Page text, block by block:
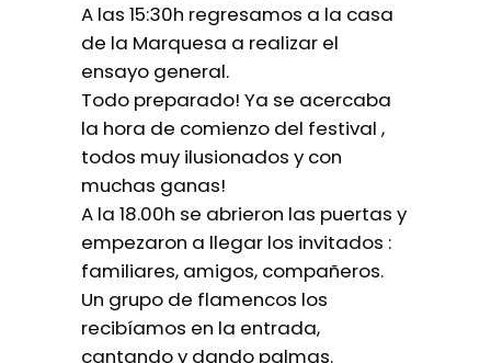
A las 15:30h regresamos a la casa
de la Marquesa a realizar el
ensayo general.
Todo preparado! Ya se acercaba
la hora de comienzo del festival ,
todos muy ilusionados y con
muchas ganas!
A la 18.00h se abrieron las puertas y
empezaron a llegar los invitados :
familiares, amigos, compañeros.
Un grupo de flamencos los
recibíamos en la entrada,
cantando y dando palmas.